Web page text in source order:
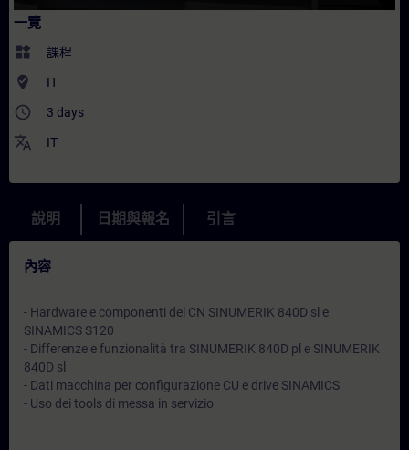
一覽
widgets 課程
where_to_vote IT
access_time 3 days
translate IT
說明 日期與報名 引言
內容
- Hardware e componenti del CN SINUMERIK 840D sl e
SINAMICS S120
- Differenze e funzionalità tra SINUMERIK 840D pl e SINUMERIK
840D sl
- Dati macchina per configurazione CU e drive SINAMICS
- Uso dei tools di messa in servizio